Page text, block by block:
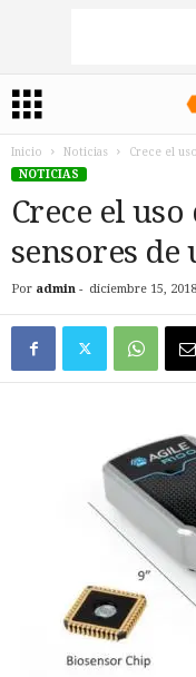
Inicio Noticias
Crece el
NOTICIAS
Crece el
sensores de
Por admin - diciembre 15, 2018